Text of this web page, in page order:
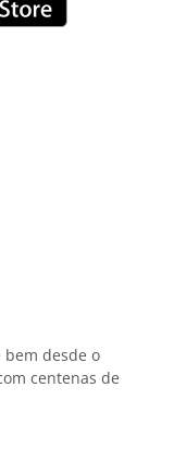
bem desde o
centenas de